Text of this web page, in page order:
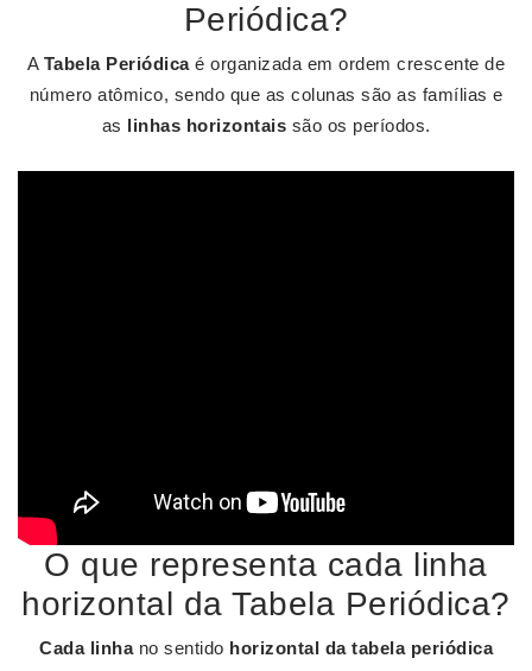
Periódica?
A Tabela Periódicaé organizada em ordem crescente de
número atômico, sendo que as colunas são as famílias e
as linhas horizontais são os períodos.
O que representa cada linha
horizontal da Tabela Periódica?
Cada linhano sentido horizontal da tabela periódica